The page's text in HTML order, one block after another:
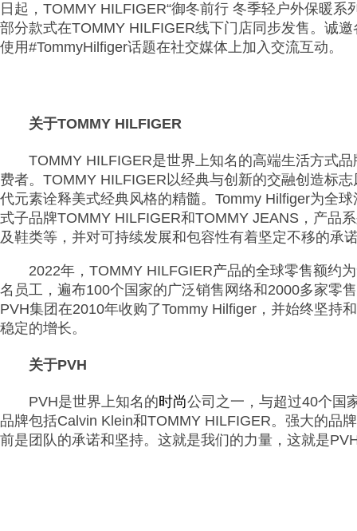
日起，TOMMY HILFIGER“御冬前行 冬季轻户外保暖
部分款式在TOMMY HILFIGER线下门店同步发售。诚
使用#TommyHilfiger话题在社交媒体上加入交流互动。
关于TOMMY HILFIGER
TOMMY HILFIGER是世界上知名的高端生活方式
费者。 TOMMY HILFIGER 以经典与创新的交融创造标
代元素诠释美式经典风格的精髓。 Tommy Hilfiger为全
式子品牌TOMMY HILFIGER和TOMMY JEANS ，产品
及鞋类等，并对可持续发展和包容性有着坚定不移的承
2022年，TOMMY HILFGIER产品的全球零售额约
名员工，遍布100个国家的广泛销售网络和2000多家零
PVH集团在2010年收购了Tommy Hilfiger ，并始终坚持
稳定的增长。
关于PVH
PVH是世界上知名的时尚公司之一，与超过40个国
品牌包括Calvin Klein和TOMMY HILFIGER。强大的品
前是团队的承诺和坚持。这就是我们的力量，这就是